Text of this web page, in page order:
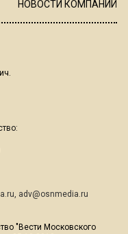
НОВОСТИ КОМПАНИЙ
, adv@osnmedia.ru
"Вести Московского